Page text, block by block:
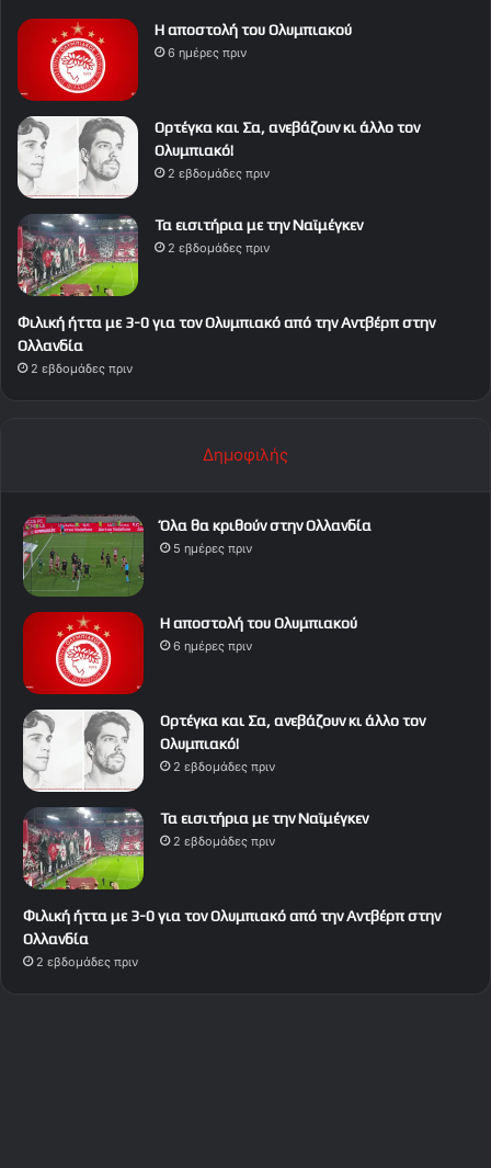
Η αποστολή του Ολυμπιακού
6 ημέρες πριν
Ορτέγκα και Σα, ανεβάζουν κι άλλο τον
Ολυμπιακό!
2 εβδομάδες πριν
Τα εισιτήρια με την Ναϊμέγκεν
2 εβδομάδες πριν
Φιλική ήττα με 3-0 για τον Ολυμπιακό από την Αντβέρπ στην
Ολλανδία
2 εβδομάδες πριν
Δημοφιλής
Όλα θα κριθούν στην Ολλανδία
5 ημέρες πριν
Η αποστολή του Ολυμπιακού
6 ημέρες πριν
Ορτέγκα και Σα, ανεβάζουν κι άλλο τον
Ολυμπιακό!
2 εβδομάδες πριν
Τα εισιτήρια με την Ναϊμέγκεν
2 εβδομάδες πριν
Φιλική ήττα με 3-0 για τον Ολυμπιακό από την Αντβέρπ στην
Ολλανδία
2 εβδομάδες πριν